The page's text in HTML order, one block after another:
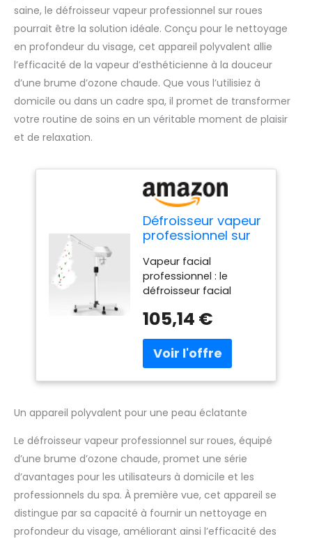
saine, le défroisseur vapeur professionnel sur roues
pourrait être la solution idéale. Conçu pour le nettoyage
en profondeur du visage, cet appareil polyvalent allie
l’efficacité de la vapeur d’esthéticienne à la douceur
d’une brume d’ozone chaude. Que vous l’utilisiez à
domicile ou dans un cadre spa, il promet de transformer
votre routine de soins en un véritable moment de plaisir
et de relaxation.
Défroisseur vapeur
professionnel sur
d'esthéticienne
avec brume
d'ozone chaude,
défroisseur vapeur
pour le visage pour
le nettoyage en
profondeur du
visage, pour soins
personnels ou spa
Vapeur facial
professionnel : le
défroisseur facial
d'une cartouche
améliorée, il produit
une grande brume
chaude. La vapeur
ouvrir les pores pour un
nettoyage en
profondeur, une
hydratation efficace
de la texture de la
peau, lisse et plus
douce la peau. Vapeur
facial pour
esthéticienne : le
105,14 €
Un appareil polyvalent pour une peau éclatante
Le défroisseur vapeur professionnel sur roues, équipé
d’une brume d’ozone chaude, promet une série
d’avantages pour les utilisateurs à domicile et les
professionnels du spa. À première vue, cet appareil se
distingue par sa capacité à fournir un nettoyage en
profondeur du visage, améliorant ainsi l’efficacité des